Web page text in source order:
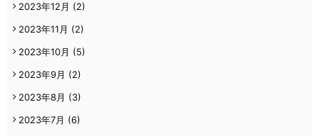
2023年12月 (2)
2023年11月 (2)
2023年10月 (5)
2023年9月 (2)
2023年8月 (3)
2023年7月 (6)